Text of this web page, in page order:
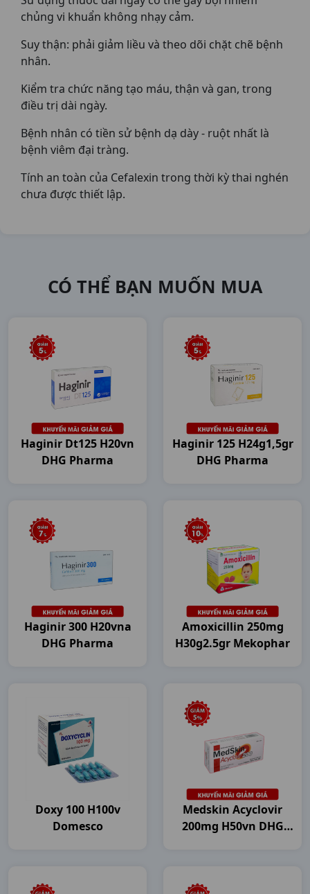
chủng vi khuẩn không nhạy cảm.
Suy thận: phải giảm liều và theo dõi chặt chẽ bệnh
nhân.
Kiểm tra chức năng tạo máu, thận và gan, trong
điều trị dài ngày.
Bệnh nhân có tiền sử bệnh dạ dày - ruột nhất là
bệnh viêm đại tràng.
Tính an toàn của Cefalexin trong thời kỳ thai nghén
chưa được thiết lập.
CÓ THỂ BẠN MUỐN MUA
Haginir Dt125 H20vn
DHG Pharma
Haginir 125 H24g1,5gr
DHG Pharma
Haginir 300 H20vna
DHG Pharma
Amoxicillin 250mg
H30g2.5gr Mekophar
Doxy 100 H100v
Domesco
Medskin Acyclovir
200mg H50vn DHG